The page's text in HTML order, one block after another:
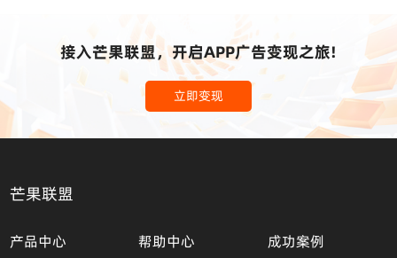
接入芒果联盟，开启APP广告变现之旅!
立即变现
芒果联盟
产品中心 帮助中心 成功案例